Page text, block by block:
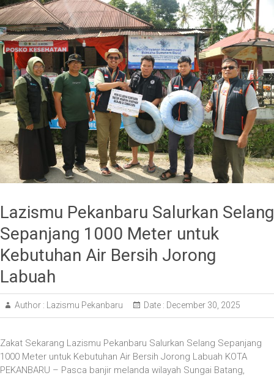
Lazismu Pekanbaru Salurkan Selang
Sepanjang 1000 Meter untuk
Kebutuhan Air Bersih Jorong
Labuah
Author : Lazismu Pekanbaru Date : December 30, 2025
Zakat Sekarang Lazismu Pekanbaru Salurkan Selang Sepanjang
1000 Meter untuk Kebutuhan Air Bersih Jorong Labuah KOTA
PEKANBARU – Pasca banjir melanda wilayah Sungai Batang,